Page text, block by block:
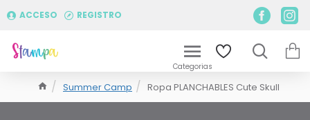
ACCESO REGISTRO
Summer Camp Ropa PLANCHABLES Cute Skull